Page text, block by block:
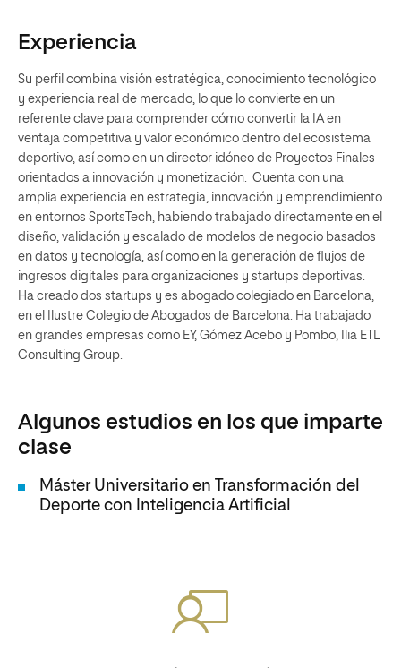
Experiencia
Su perfil combina visión estratégica, conocimiento tecnológico
y experiencia real de mercado, lo que lo convierte en un
referente clave para comprender cómo convertir la IA en
ventaja competitiva y valor económico dentro del ecosistema
deportivo, así como en un director idóneo de Proyectos Finales
orientados a innovación y monetización. Cuenta con una
amplia experiencia en estrategia, innovación y emprendimiento
en entornos SportsTech, habiendo trabajado directamente en el
diseño, validación y escalado de modelos de negocio basados
en datos y tecnología, así como en la generación de flujos de
ingresos digitales para organizaciones y startups deportivas.
Ha creado dos startups y es abogado colegiado en Barcelona,
en el Ilustre Colegio de Abogados de Barcelona. Ha trabajado
en grandes empresas como EY, Gómez Acebo y Pombo, Ilia ETL
Consulting Group.
Algunos estudios en los que imparte
clase
Máster Universitario en Transformación del
Deporte con Inteligencia Artificial